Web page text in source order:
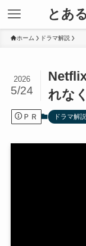
とあ
ホーム ドラマ解説
れな
2026
5/24
ＰＲ ドラマ解説